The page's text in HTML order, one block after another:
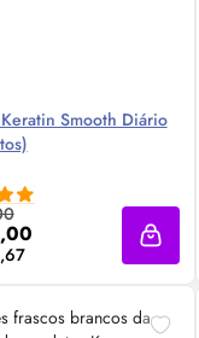
Smooth Diário
Agora ❯